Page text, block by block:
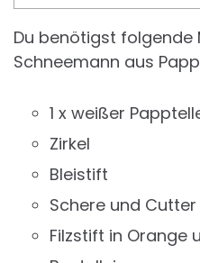
Du benötigst folgende
Schneemann aus
1 x weißer
Zirkel
Bleistift
Schere und Cutter
Filzstift in Orange